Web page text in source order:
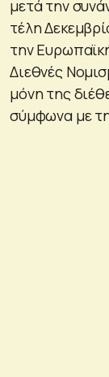
μετά την
τέλη
την
Διεθνές
μόνη της
σύμφωνα με